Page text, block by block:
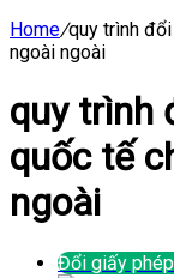
Home/quy trình
ngoài ngoài
quy trình
quốc tế
ngoài
Đổi giấy